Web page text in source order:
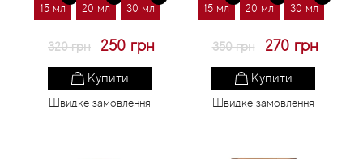
15 мл 20 мл 30 мл
320 грн 250 грн
Купити
Швидке замовлення
15 мл 20 мл 30 мл
350 грн 270 грн
Купити
Швидке замовлення